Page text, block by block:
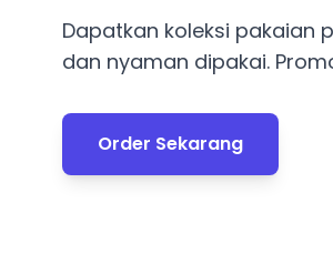
Dapatkan koleksi pakaian
dan nyaman dipakai.
Order Sekarang